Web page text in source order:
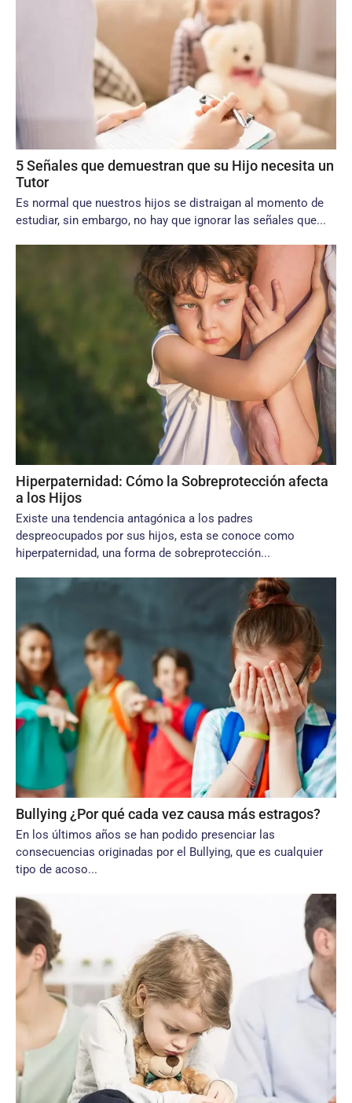
5 Señales que demuestran que su Hijo necesita un
Tutor
Es normal que nuestros hijos se distraigan al momento de
estudiar, sin embargo, no hay que ignorar las señales que...
Hiperpaternidad: Cómo la Sobreprotección afecta
a los Hijos
Existe una tendencia antagónica a los padres
despreocupados por sus hijos, esta se conoce como
hiperpaternidad, una forma de sobreprotección...
Bullying ¿Por qué cada vez causa más estragos?
En los últimos años se han podido presenciar las
consecuencias originadas por el Bullying, que es cualquier
tipo de acoso...